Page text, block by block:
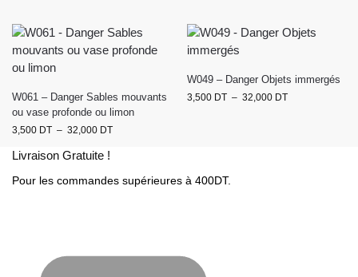
W061 – Danger Sables mouvants
ou vase profonde ou limon
3,500 DT – 32,000 DT
W049 – Danger Objets immergés
3,500 DT – 32,000 DT
Livraison Gratuite !
Pour les commandes supérieures à 400DT.